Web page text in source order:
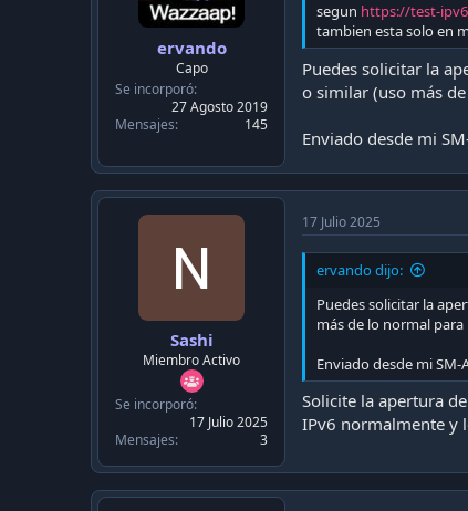
ervando
Capo
Se incorporó
27 Agosto 2019
Mensajes
145
segun https://test-
tambien esta solo en
Puedes solicitar la
o similar (uso más
Enviado desde mi
Sashi
Miembro Activo
Se incorporó
17 Julio 2025
Mensajes
3
17 Julio 2025
ervando dijo:
Puedes solicitar la
más de lo normal para
Enviado desde mi
Solicite la apertura
IPv6 normalmente y